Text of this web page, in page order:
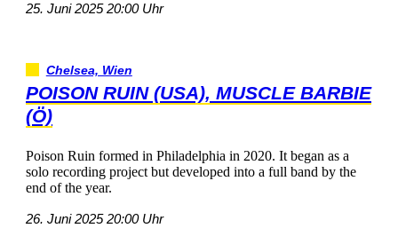
25.Juni202520:00Uhr
Chelsea,Wien
POISONRUIN(USA),MUSCLEBARBIE
(Ö)
PoisonRuinformedinPhiladelphiain2020.Itbeganasa
solorecordingprojectbutdevelopedintoafullbandbythe
endoftheyear.
26.Juni202520:00Uhr